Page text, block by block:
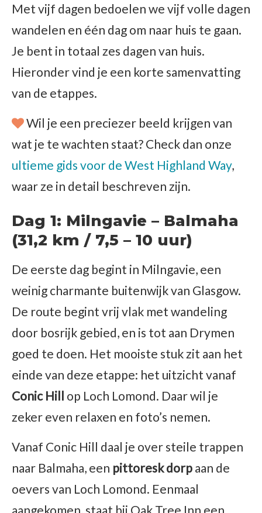
Met vijf dagen bedoelen we vijf volle dagen
wandelen en één dag om naar huis te gaan.
Je bent in totaal zes dagen van huis.
Hieronder vind je een korte samenvatting
van de etappes.
Wil je een preciezer beeld krijgen van
wat je te wachten staat? Check dan onze
ultieme gids voor de West Highland Way,
waar ze in detail beschreven zijn.
Dag 1: Milngavie – Balmaha
(31,2 km / 7,5 – 10 uur)
De eerste dag begint in Milngavie, een
weinig charmante buitenwijk van Glasgow.
De route begint vrij vlak met wandeling
door bosrijk gebied, en is tot aan Drymen
goed te doen. Het mooiste stuk zit aan het
einde van deze etappe: het uitzicht vanaf
Conic Hill op Loch Lomond. Daar wil je
zeker even relaxen en foto’s nemen.
Vanaf Conic Hill daal je over steile trappen
naar Balmaha, een pittoresk dorp aan de
oevers van Loch Lomond. Eenmaal
aangekomen, staat bij Oak Tree Inn een